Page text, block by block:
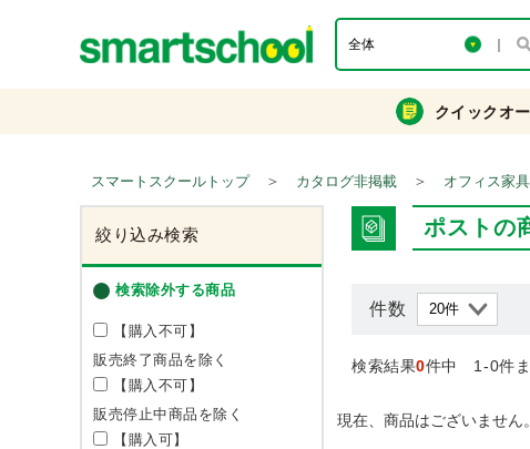
クイックオ
スマートスクールトップ ＞ カタログ非掲載 ＞ オフィス家
絞り込み検索
検索除外する商品
【購入不可】
販売終了商品を除く
【購入不可】
販売停止中商品を除く
【購入可】
ポストの
件数
検索結果0件中 1-0件ま
現在、商品はございません。